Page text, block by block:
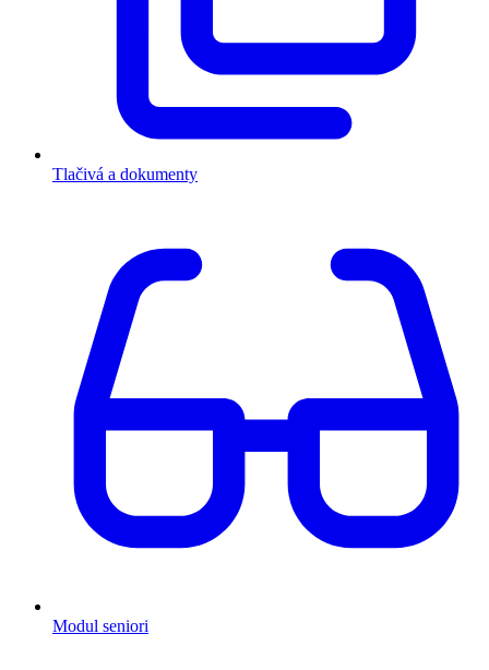
Tlačivá a dokumenty
Modul seniori